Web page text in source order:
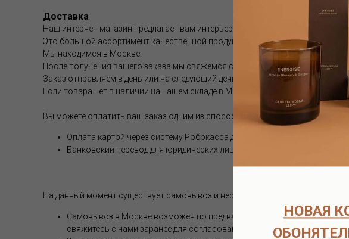
НОВАЯ
Доставка
Наш интернет-магазин предлагает вам интерьерные ароматы европейских
Это большой ассортимент качественной продукции.
Мы находимся в Москве.
После получения вашего заказа мы свяжемся с вами и согласуем детали
Заказ отправляем в день или на следующий день после оплаты.
Если товара нет в наличии на нашем складе в Москве, срок поставки
Вы можете оплатить ваш заказ одним из способов (оплата возможна
Оплата картой через систему Робокасса для физических лиц
Банковский перевод для юридических лиц
На данный момент существует самовывоз и несколько способов доставки:
Самовывоз в Москве возможен по предварительной договоренности
свяжитесь с нами заранее для согласования.